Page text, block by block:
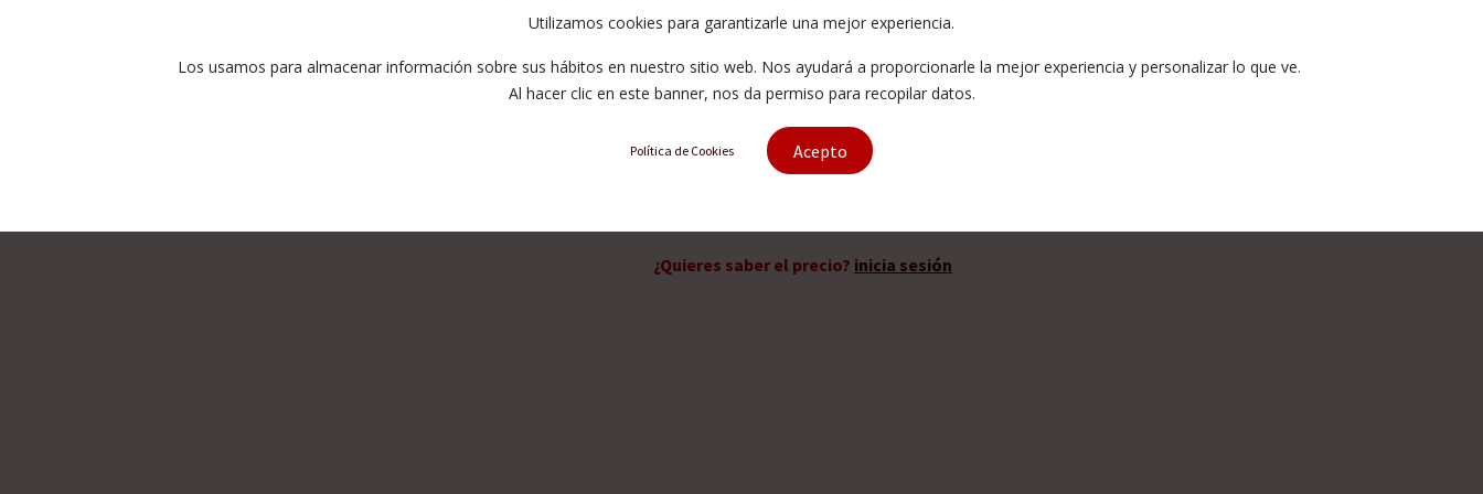
A-0274-6
Alternativos:FWA-0274-6
¿Quieres saber el precio? inicia sesión
Utilizamos cookies para garantizarle una mejor experiencia.
Los usamos para almacenar información sobre sus hábitos en nuestro sitio web. Nos ayudará a proporcionarle la mejor experiencia y personalizar lo que ve.
Al hacer clic en este banner, nos da permiso para recopilar datos.
Política de Cookies Acepto